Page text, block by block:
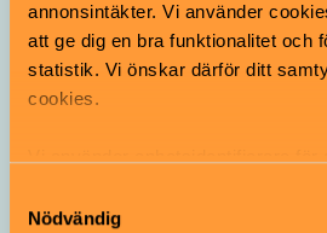
annonsintäkter. Vi använder
att ge dig en bra funktionalitet och
statistik. Vi önskar därför ditt
cookies.
samt tillhandahålla funktioner för
Nödvändig